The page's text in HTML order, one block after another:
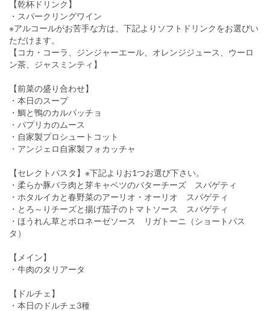
【乾杯ドリンク】
・スパークリングワイン
※アルコールがお苦手な方は、下記よりソフトドリンクをお選びい
ただけます。
【コカ・コーラ、ジンジャーエール、オレンジジュース、ウーロ
ン茶、ジャスミンティ】
【前菜の盛り合わせ】
・本日のスープ
・鯛と鴨のカルパッチョ
・パプリカのムース
・自家製プロシュートコット
・アンジェロ自家製フォカッチャ
【セレクトパスタ】※下記よりお1つお選び下さい。
・柔らか豚バラ肉と芽キャベツのバターチーズ スパゲティ
・ホタルイカと春野菜のアーリオ・オーリオ スパゲティ
・とろ～りチーズと揚げ茄子のトマトソース スパゲティ
・ほうれん草とボロネーゼソース リガトーニ（ショートパス
タ）
【メイン】
・牛肉のタリアータ
【ドルチェ】
・本日のドルチェ3種